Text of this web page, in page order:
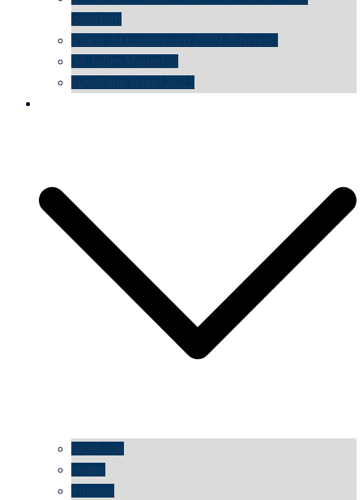
gesehen
Place du Luxemburg 2009 (Brüssel)
30 Jahre Mauerfall
kunsttage basel 2021
facebook
twitter
threads